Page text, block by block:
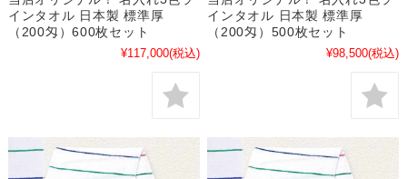
インタオル 日本製 標準厚
（200匁）600枚セット
¥117,000(税込)
インタオル 日本製 標準厚
（200匁）500枚セット
¥98,500(税込)